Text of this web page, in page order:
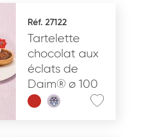
Réf. 27122
Tartelette
chocolat aux
éclats de
Daim® ø 100